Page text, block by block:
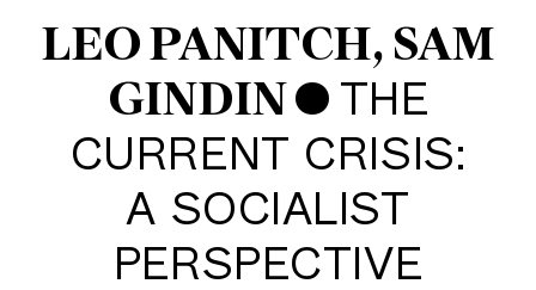
LEO PANITCH SAM
GINDIN• THE
CURRENT CRISIS:
A SOCIALIST
PERSPECTIVE